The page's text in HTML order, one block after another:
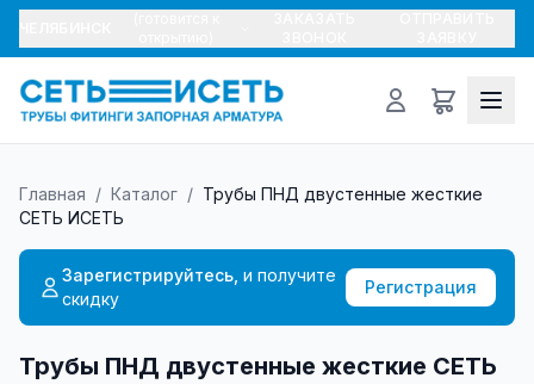
Главная / Каталог / Трубы ПНД двустенные жесткие
СЕТЬ ИСЕТЬ
Зарегистрируйтесь, и получите
скидку
Регистрация
Трубы ПНД двустенные жесткие СЕТЬ